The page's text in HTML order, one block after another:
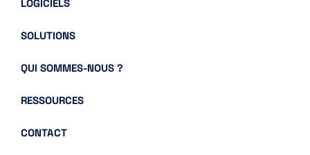
LOGICIELS
SOLUTIONS
QUI SOMMES-NOUS ?
RESSOURCES
CONTACT